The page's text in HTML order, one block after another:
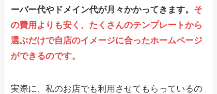
ーバー代やドメイン代が月々かかってきます。 そ
の費用よりも安く、たくさんのテンプレートから
選ぶだけで自店のイメージに合ったホームページ
ができるのです。
実際に、私のお店でも利用させてもらっているの